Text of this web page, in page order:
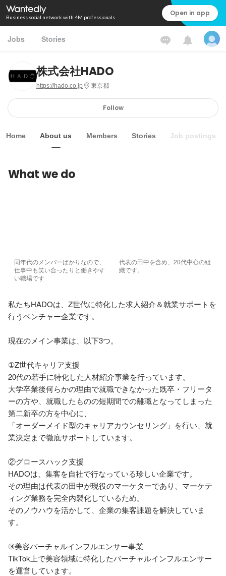
Business social network with 4M professionals Open in app
Jobs Stories
株式会社HADO
https://hado.co.jp 東京都
Follow
Home About us Members Stories Job postings
What we do
同年代のメンバーばかりなので、
仕事中も笑い合ったりと働きやす
い職場です
代表の田中を含め、20代中心の組
織です。
私たちHADOは、Z世代に特化した求人紹介＆就業サポートを
行うベンチャー企業です。
現在のメイン事業は、以下3つ。
①Z世代キャリア支援
20代の若手に特化した人材紹介事業を行っています。
大学卒業後何らかの理由で就職できなかった既卒・フリータ
ーの方や、就職したものの短期間での離職となってしまった
第二新卒の方を中心に、
「オーダーメイド型のキャリアカウンセリング」を行い、就
業決定まで徹底サポートしています。
②グロースハック支援
HADOは、集客を自社で行なっている珍しい企業です。
その理由は代表の田中が現役のマーケターであり、マーケテ
ィング業務を完全内製化しているため。
そのノウハウを活かして、企業の集客課題を解決していま
す。
③美容バーチャルインフルエンサー事業
TikTok上で美容領域に特化したバーチャルインフルエンサー
を運営しています。